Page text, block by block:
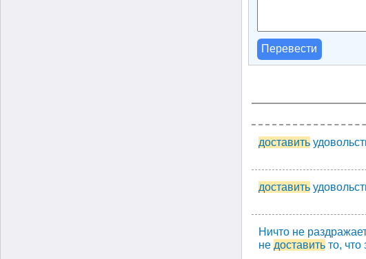
Перевести
доставить
доставить
Ничто не
не доставить то, что